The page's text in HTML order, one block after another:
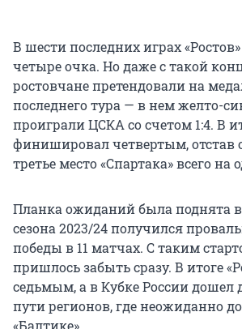
В шести последних играх
четыре очка. Но даже с такой
ростовчане претендовали на
последнего тура — в нем желто-
проиграли ЦСКА со счетом 1:4. В
финишировал четвертым, отстав
третье место «Спартака» всего на
Планка ожиданий была поднята
сезона 2023/24 получился
победы в 11 матчах. С таким
пришлось забыть сразу. В итоге
седьмым, а в Кубке России дошел
пути регионов, где неожиданно
«Балтике».